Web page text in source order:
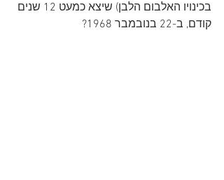
בכינויו האלבום הלבן) שיצא כמעט 12 שנים
קודם, ב-22 בנובמבר 1968?